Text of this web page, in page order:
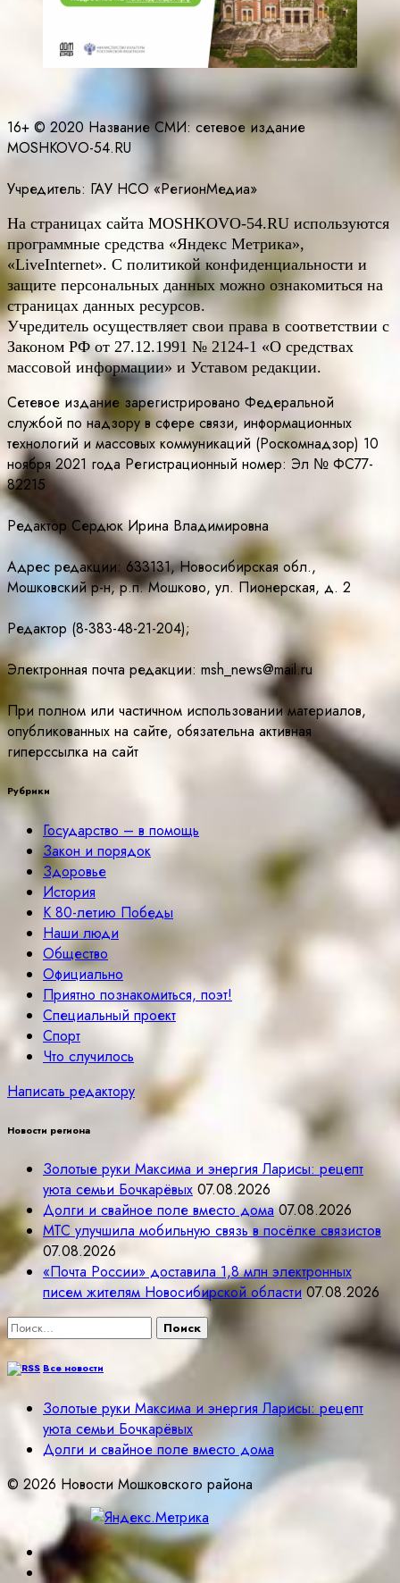
16+ © 2020 Название СМИ: cетевое издание
MOSHKOVO-54.RU
Учредитель: ГАУ НСО «РегионМедиа»
На страницах сайта MOSHKOVO-54.RU используются
программные средства «Яндекс Метрика»,
«LiveInternet». С политикой конфиденциальности и
защите персональных данных можно ознакомиться на
страницах данных ресурсов.
Учредитель осуществляет свои права в соответствии с
Законом РФ от 27.12.1991 № 2124-1 «О средствах
массовой информации» и Уставом редакции.
Сетевое издание зарегистрировано Федеральной
службой по надзору в сфере связи, информационных
технологий и массовых коммуникаций (Роскомнадзор) 10
ноября 2021 года Регистрационный номер: Эл № ФС77-
82215
Редактор Сердюк Ирина Владимировна
Адрес редакции: 633131, Новосибирская обл.,
Мошковский р-н, р.п. Мошково, ул. Пионерская, д. 2
Редактор (8-383-48-21-204);
Электронная почта редакции: msh_news@mail.ru
При полном или частичном использовании материалов,
опубликованных на сайте, обязательна активная
гиперссылка на сайт
Рубрики
Государство – в помощь
Закон и порядок
Здоровье
История
К 80-летию Победы
Наши люди
Общество
Официально
Приятно познакомиться, поэт!
Специальный проект
Спорт
Что случилось
Написать редактору
Новости региона
Золотые руки Максима и энергия Ларисы: рецепт
уюта семьи Бочкарёвых 07.08.2026
Долги и свайное поле вместо дома 07.08.2026
МТС улучшила мобильную связь в посёлке связистов
07.08.2026
«Почта России» доставила 1,8 млн электронных
писем жителям Новосибирской области 07.08.2026
Найти:
Все новости
Золотые руки Максима и энергия Ларисы: рецепт
уюта семьи Бочкарёвых
Долги и свайное поле вместо дома
© 2026 Новости Мошковского района